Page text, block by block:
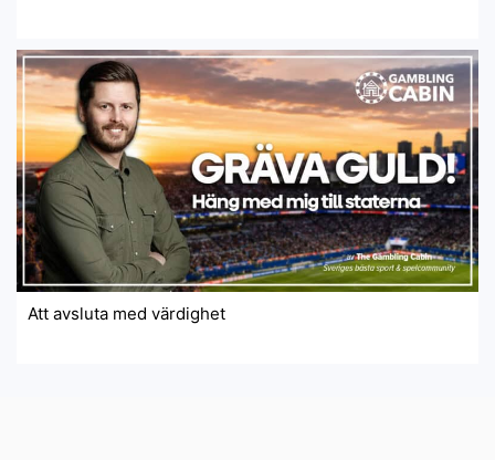
Att avsluta med värdighet